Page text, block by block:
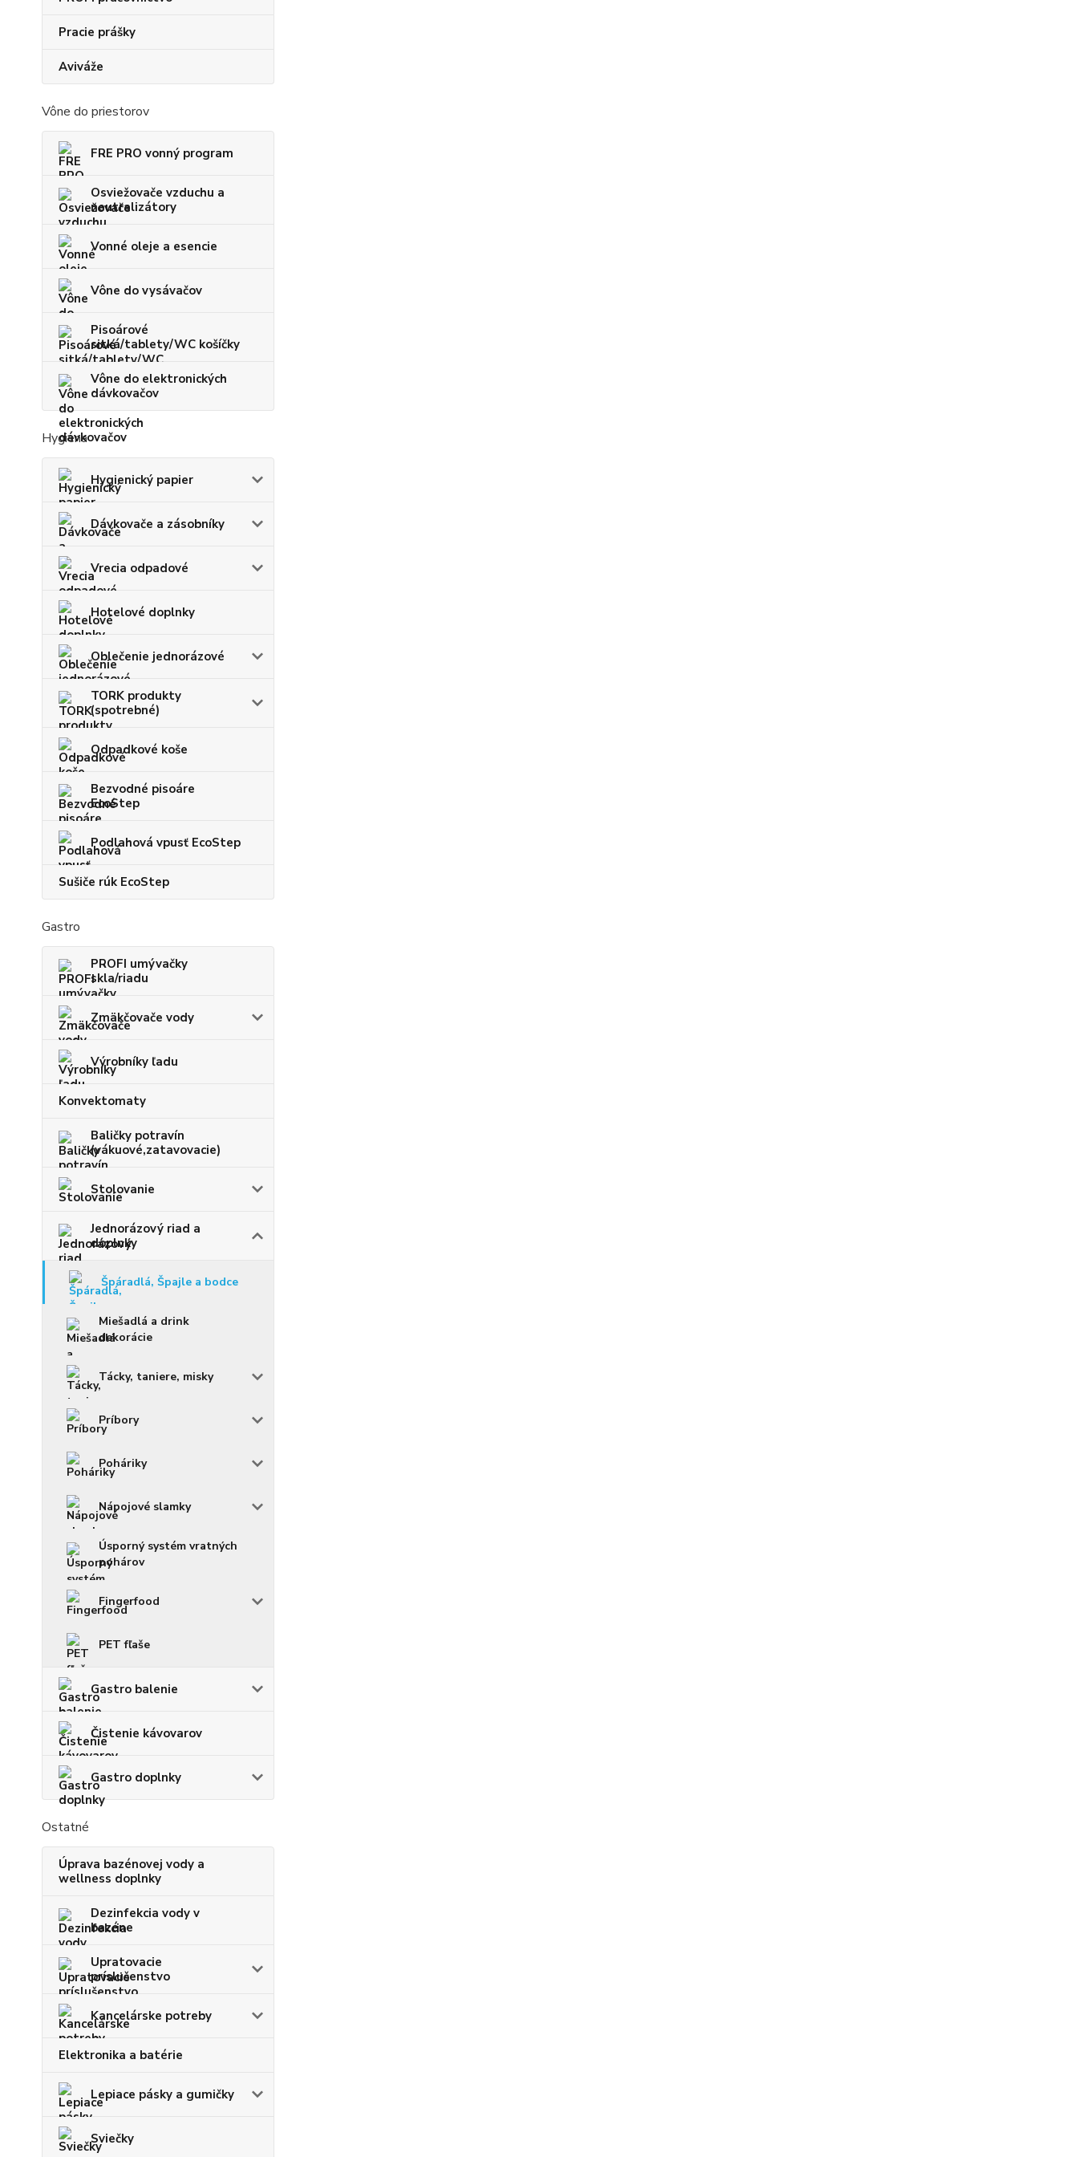
Pracie prášky
Aviváže
Vône do priestorov
FRE PRO vonný program
Osviežovače vzduchu a
neutralizátory
Vonné oleje a esencie
Vône do vysávačov
Pisoárové
sitká/tablety/WC košíčky
Vône do elektronických
dávkovačov
Hygiena
Hygienický papier
Dávkovače a zásobníky
Vrecia odpadové
Hotelové doplnky
Oblečenie jednorázové
TORK produkty
(spotrebné)
Odpadkové koše
Bezvodné pisoáre
EcoStep
Podlahová vpusť EcoStep
Sušiče rúk EcoStep
Gastro
PROFI umývačky
skla/riadu
Zmäkčovače vody
Výrobníky ľadu
Konvektomaty
Baličky potravín
(vákuové,zatavovacie)
Stolovanie
Jednorázový riad a
doplnky
Špáradlá, Špajle a bodce
Miešadlá a drink
dekorácie
Tácky, taniere, misky
Príbory
Poháriky
Nápojové slamky
Úsporný systém vratných
pohárov
Fingerfood
PET fľaše
Gastro balenie
Čistenie kávovarov
Gastro doplnky
Ostatné
Úprava bazénovej vody a
wellness doplnky
Dezinfekcia vody v
bazéne
Upratovacie
príslušenstvo
Kancelárske potreby
Elektronika a batérie
Lepiace pásky a gumičky
Sviečky